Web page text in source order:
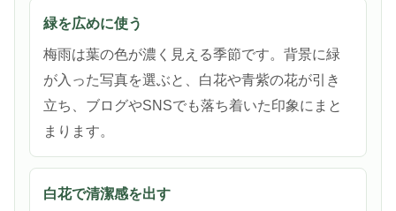
緑を広めに使う
梅雨は葉の色が濃く見える季節です。背景に緑
が入った写真を選ぶと、白花や青紫の花が引き
立ち、ブログやSNSでも落ち着いた印象にまと
まります。
白花で清潔感を出す